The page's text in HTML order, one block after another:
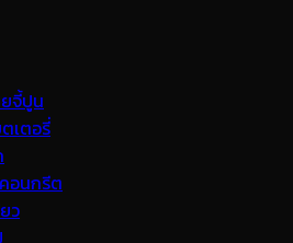
จี้ปูน
เตอรี่
อนกรีต
ว